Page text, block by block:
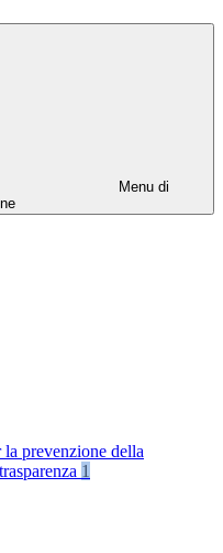
Menu di
prevenzione della
1